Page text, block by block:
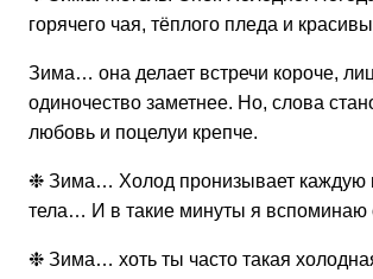
горячего чая, тёплого пледа и
Зима… она делает встречи короче,
одиночество заметнее. Но, слова
любовь и поцелуи крепче.
❉ Зима… Холод пронизывает каждую
тела… И в такие минуты я вспоминаю
❉ Зима… хоть ты часто такая